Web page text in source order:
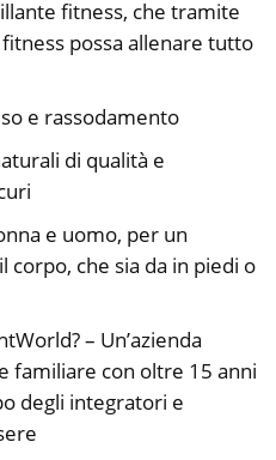
fitness, che tramite
possa allenare tutto
e rassodamento
di qualità e
e uomo, per un
che sia da in piedi o
– Un’azienda
familiare con oltre 15 anni
degli integratori e